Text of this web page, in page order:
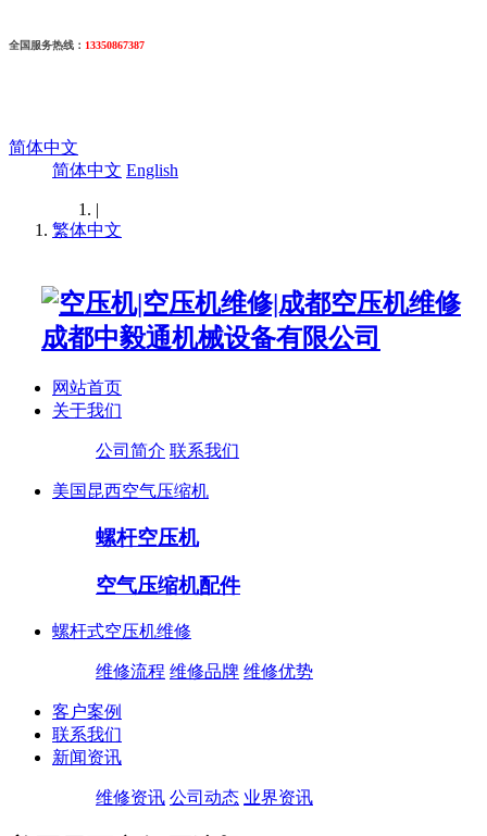
全国服务热线 ： 13350867387
简体中文
简体中文 English
|
繁体中文
网站首页
关于我们
公司简介 联系我们
美国昆西空气压缩机
螺杆空压机
空气压缩机配件
螺杆式空压机维修
维修流程 维修品牌 维修优势
客户案例
联系我们
新闻资讯
维修资讯 公司动态 业界资讯